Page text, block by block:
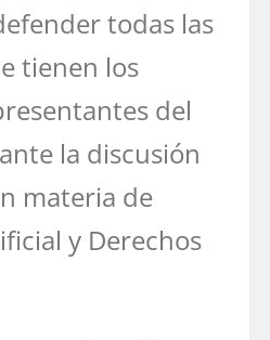
todas las
tienen los
del
la discusión
materia de
y Derechos